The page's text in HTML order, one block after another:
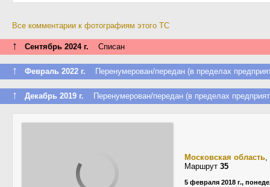
Все комментарии к фотографиям этого ТС
↑ Сентябрь 2024 г. Списан
↑ Февраль 2022 г. Перенумерован/передан (в пределах
↑ Декабрь 2019 г. Перенумерован/передан (в пределах
Московская область,
Маршрут 35
5 февраля 2018 г.,